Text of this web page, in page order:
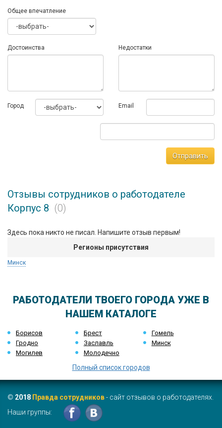
Общее впечатление
Достоинства Недостатки
Город Email
Отправить
Отзывы сотрудников о работодателе
Корпус 8 (0)
Здесь пока никто не писал. Напишите отзыв первым!
Регионы присутствия
Минск
РАБОТОДАТЕЛИ ТВОЕГО ГОРОДА УЖЕ В
НАШЕМ КАТАЛОГЕ
Борисов Брест
Гомель
Гродно
Заславль
Минск
Могилев
Молодечно
Полный список городов
© 2018 Правда сотрудников- сайт отзывов о работодателях.
Наши группы: